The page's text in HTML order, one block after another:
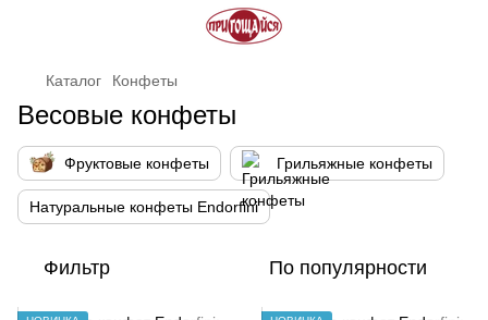
Каталог Конфеты
Весовые конфеты
Фруктовые конфеты Грильяжные конфеты
Натуральные конфеты Endorfini
Фильтр По популярности